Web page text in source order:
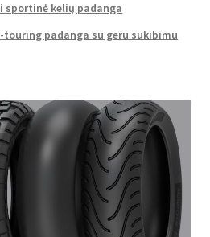
sportinė kelių padanga
touring padanga su geru sukibimu